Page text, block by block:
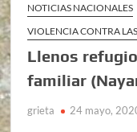
NOTICIAS NACIONALES
VIOLENCIA CONTRA
Llenos
familiar
grieta 24 mayo,